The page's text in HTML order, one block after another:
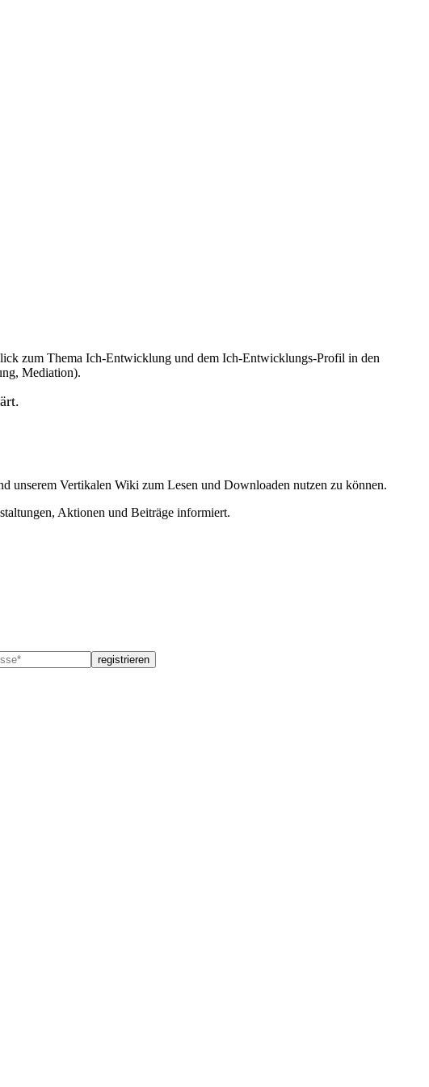
zum Thema Ich-Entwicklung und dem Ich-Entwicklungs-Profil in den
Mediation).
unserem Vertikalen Wiki zum Lesen und Downloaden nutzen zu können.
Aktionen und Beiträge informiert.
registrieren